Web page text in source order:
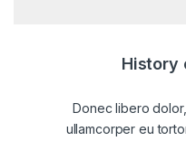
History
Donec libero
ullamcorper eu